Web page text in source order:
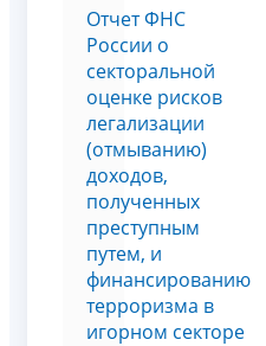
Отчет ФНС
России о
секторальной
оценке рисков
легализации
(отмыванию)
доходов,
полученных
преступным
путем, и
финансированию
терроризма в
игорном секторе